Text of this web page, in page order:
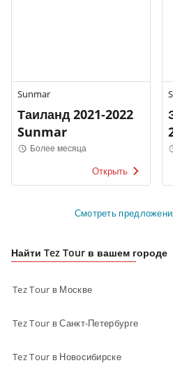
Sunmar
Таиланд 2021-2022
Sunmar
Более месяца
Открыть
Смотреть
Найти Tez Tour в вашем городе
Tez Tour в Москве
Tez Tour в Санкт-Петербурге
Tez Tour в Новосибирске